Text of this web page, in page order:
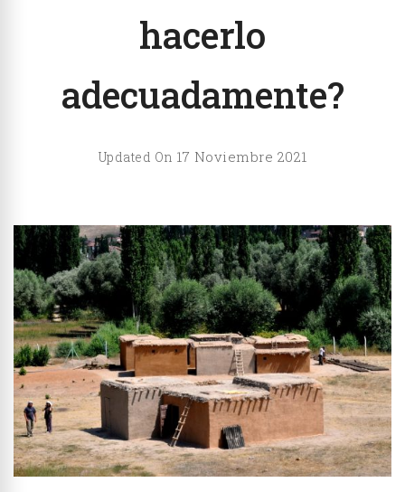
hacerlo
adecuadamente?
Updated On 17 Noviembre 2021